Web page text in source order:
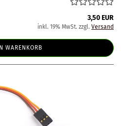
3,50 EUR
inkl. 19% MwSt. zzgl. Versand
WARENKORB